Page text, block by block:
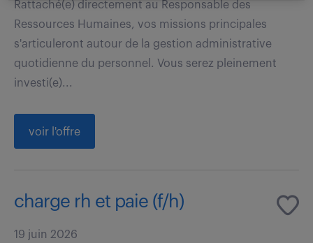
Rattaché(e) directement au Responsable des
Ressources Humaines, vos missions principales
s'articuleront autour de la gestion administrative
quotidienne du personnel. Vous serez pleinement
investi(e)...
voir l'offre
charge rh et paie (f/h)
19 juin 2026